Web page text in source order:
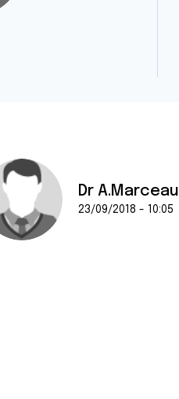
Dr A.Marceau
23/09/2018 - 10:05